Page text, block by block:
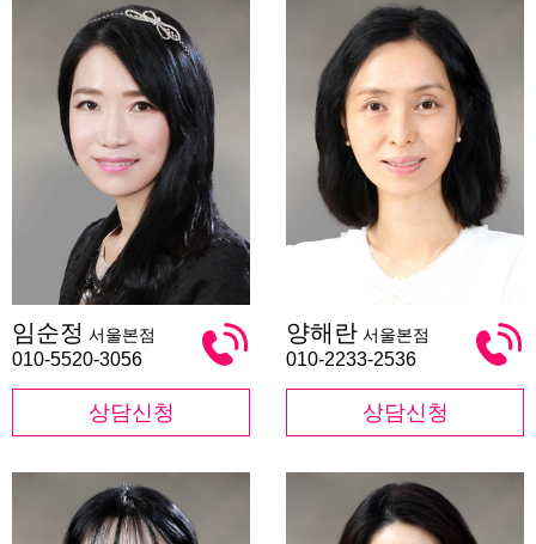
순
정
임순정 서울본점
010-5520-3056
상담신청
해
란
양해란 서울본점
010-2233-2536
상담신청